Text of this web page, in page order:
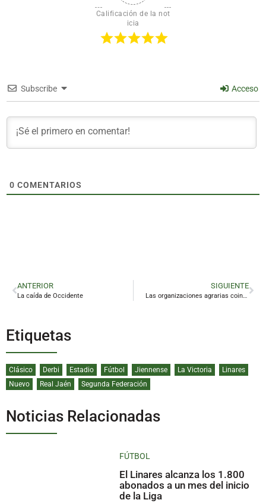
Calificación de la not
icia
Subscribe Acceso
0 COMENTARIOS
ANTERIOR
La caída de Occidente
SIGUIENTE
Las organizaciones agrarias coinciden en que las lluvias dan un respiro a la situación «agónica» del olivar
Etiquetas
Clásico Derbi Estadio Fútbol Jiennense La Victoria
Linares
Nuevo
Real Jaén Segunda Federación
Noticias Relacionadas
FÚTBOL
El Linares alcanza los 1.800
abonados a un mes del inicio
de la Liga